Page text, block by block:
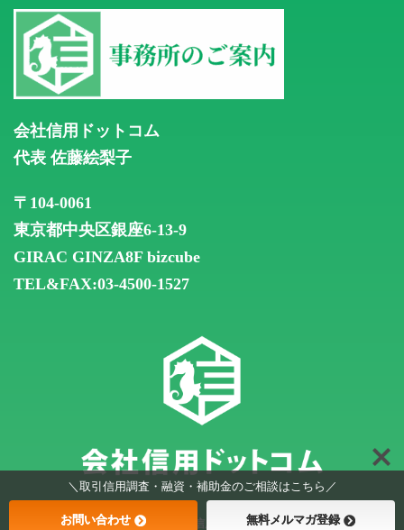
会社信用ドットコム
代表 佐藤絵梨子
〒104-0061
東京都中央区銀座6-13-9
GIRAC GINZA8F bizcube
TEL&FAX:03-4500-1527
© 2026 会社信用ドットコム
＼取引信用調査・融資・補助金のご相談はこちら／
お問い合わせ 無料メルマガ登録